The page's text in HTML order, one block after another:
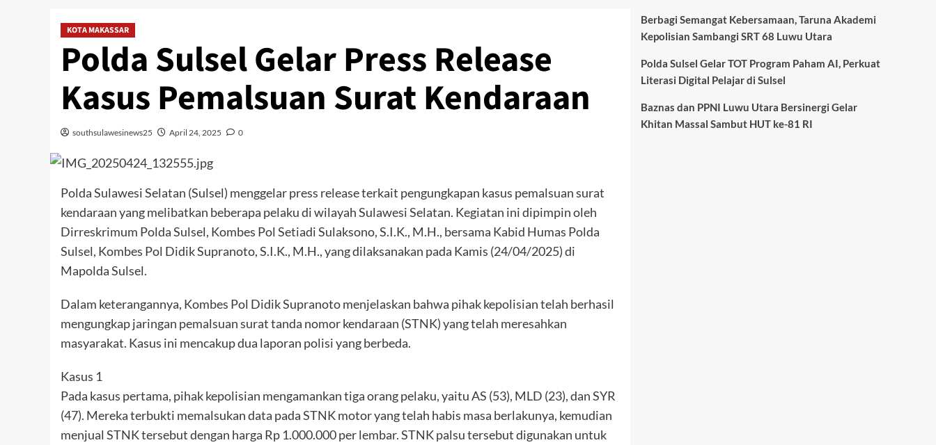
KOTA MAKASSAR
Polda Sulsel Gelar Press Release
Kasus Pemalsuan Surat Kendaraan
southsulawesinews25 April 24, 2025 0
Polda Sulawesi Selatan (Sulsel) menggelar press release terkait pengungkapan kasus pemalsuan surat
kendaraan yang melibatkan beberapa pelaku di wilayah Sulawesi Selatan. Kegiatan ini dipimpin oleh
Dirreskrimum Polda Sulsel, Kombes Pol Setiadi Sulaksono, S.I.K., M.H., bersama Kabid Humas Polda
Sulsel, Kombes Pol Didik Supranoto, S.I.K., M.H., yang dilaksanakan pada Kamis (24/04/2025) di
Mapolda Sulsel.
Dalam keterangannya, Kombes Pol Didik Supranoto menjelaskan bahwa pihak kepolisian telah berhasil
mengungkap jaringan pemalsuan surat tanda nomor kendaraan (STNK) yang telah meresahkan
masyarakat. Kasus ini mencakup dua laporan polisi yang berbeda.
Kasus 1
Pada kasus pertama, pihak kepolisian mengamankan tiga orang pelaku, yaitu AS (53), MLD (23), dan SYR
(47). Mereka terbukti memalsukan data pada STNK motor yang telah habis masa berlakunya, kemudian
menjual STNK tersebut dengan harga Rp 1.000.000 per lembar. STNK palsu tersebut digunakan untuk
Berbagi Semangat Kebersamaan, Taruna Akademi
Kepolisian Sambangi SRT 68 Luwu Utara
Polda Sulsel Gelar TOT Program Paham AI, Perkuat
Literasi Digital Pelajar di Sulsel
Baznas dan PPNI Luwu Utara Bersinergi Gelar
Khitan Massal Sambut HUT ke-81 RI